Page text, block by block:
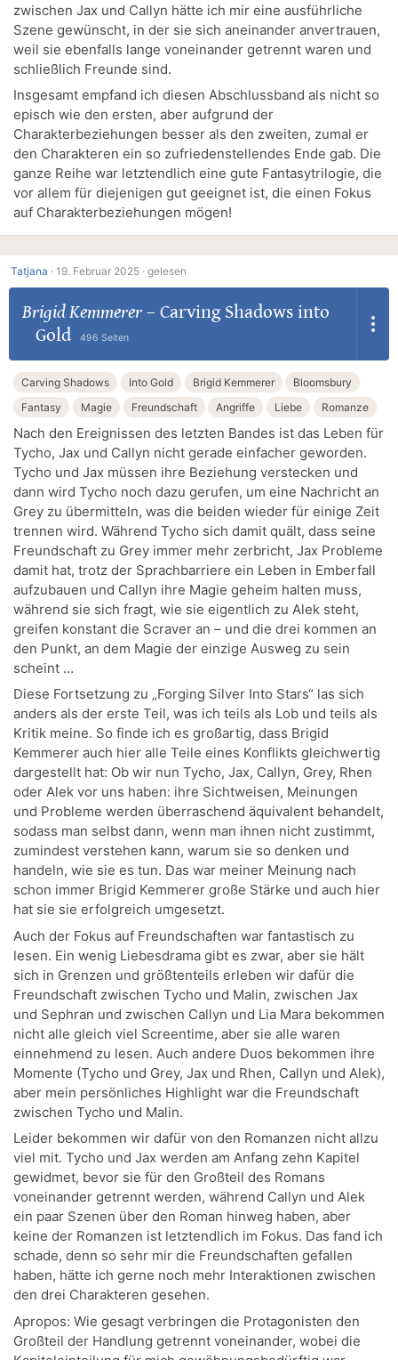
zwischen Jax und Callyn hätte ich mir eine ausführliche
Szene gewünscht, in der sie sich aneinander anvertrauen,
weil sie ebenfalls lange voneinander getrennt waren und
schließlich Freunde sind.
Insgesamt empfand ich diesen Abschlussband als nicht so
episch wie den ersten, aber aufgrund der
Charakterbeziehungen besser als den zweiten, zumal er
den Charakteren ein so zufriedenstellendes Ende gab. Die
ganze Reihe war letztendlich eine gute Fantasytrilogie, die
vor allem für diejenigen gut geeignet ist, die einen Fokus
auf Charakterbeziehungen mögen!
Tatjana · 19. Februar 2025 · gelesen
Brigid Kemmerer– Carving Shadows into
Gold
496 Seiten
Carving Shadows Into Gold Brigid Kemmerer
Bloomsbury
Fantasy
Magie Freundschaft Angriffe Liebe Romanze
Nach den Ereignissen des letzten Bandes ist das Leben für
Tycho, Jax und Callyn nicht gerade einfacher geworden.
Tycho und Jax müssen ihre Beziehung verstecken und
dann wird Tycho noch dazu gerufen, um eine Nachricht an
Grey zu übermitteln, was die beiden wieder für einige Zeit
trennen wird. Während Tycho sich damit quält, dass seine
Freundschaft zu Grey immer mehr zerbricht, Jax Probleme
damit hat, trotz der Sprachbarriere ein Leben in Emberfall
aufzubauen und Callyn ihre Magie geheim halten muss,
während sie sich fragt, wie sie eigentlich zu Alek steht,
greifen konstant die Scraver an – und die drei kommen an
den Punkt, an dem Magie der einzige Ausweg zu sein
scheint …
Diese Fortsetzung zu „Forging Silver Into Stars“ las sich
anders als der erste Teil, was ich teils als Lob und teils als
Kritik meine. So finde ich es großartig, dass Brigid
Kemmerer auch hier alle Teile eines Konflikts gleichwertig
dargestellt hat: Ob wir nun Tycho, Jax, Callyn, Grey, Rhen
oder Alek vor uns haben: ihre Sichtweisen, Meinungen
und Probleme werden überraschend äquivalent behandelt,
sodass man selbst dann, wenn man ihnen nicht zustimmt,
zumindest verstehen kann, warum sie so denken und
handeln, wie sie es tun. Das war meiner Meinung nach
schon immer Brigid Kemmerer große Stärke und auch hier
hat sie sie erfolgreich umgesetzt.
Auch der Fokus auf Freundschaften war fantastisch zu
lesen. Ein wenig Liebesdrama gibt es zwar, aber sie hält
sich in Grenzen und größtenteils erleben wir dafür die
Freundschaft zwischen Tycho und Malin, zwischen Jax
und Sephran und zwischen Callyn und Lia Mara bekommen
nicht alle gleich viel Screentime, aber sie alle waren
einnehmend zu lesen. Auch andere Duos bekommen ihre
Momente (Tycho und Grey, Jax und Rhen, Callyn und Alek),
aber mein persönliches Highlight war die Freundschaft
zwischen Tycho und Malin.
Leider bekommen wir dafür von den Romanzen nicht allzu
viel mit. Tycho und Jax werden am Anfang zehn Kapitel
gewidmet, bevor sie für den Großteil des Romans
voneinander getrennt werden, während Callyn und Alek
ein paar Szenen über den Roman hinweg haben, aber
keine der Romanzen ist letztendlich im Fokus. Das fand ich
schade, denn so sehr mir die Freundschaften gefallen
haben, hätte ich gerne noch mehr Interaktionen zwischen
den drei Charakteren gesehen.
Apropos: Wie gesagt verbringen die Protagonisten den
Großteil der Handlung getrennt voneinander, wobei die